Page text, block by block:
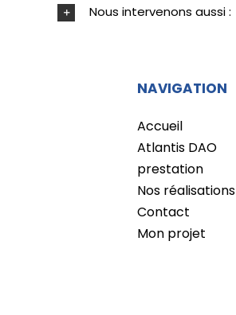
Nous intervenons aussi :
NAVIGATION
Accueil
Atlantis DAO
prestation
Nos réalisations
Contact
Mon projet